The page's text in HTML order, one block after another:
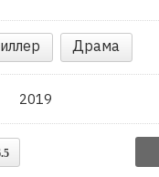
Драма
2019